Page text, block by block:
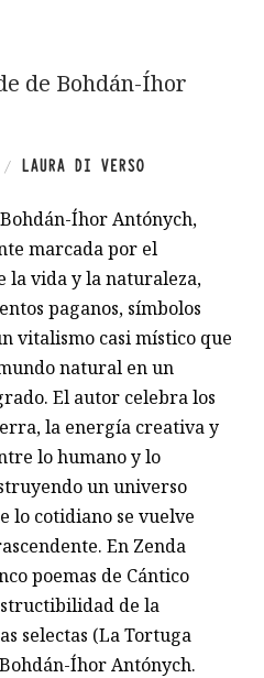
de Bohdán-Íhor
/ LAURA DI VERSO
Íhor Antónych,
marcada por el
la vida y la naturaleza,
paganos, símbolos
vitalismo casi místico que
natural en un
El autor celebra los
la energía creativa y
lo humano y lo
un universo
lo cotidiano se vuelve
En Zenda
poemas de Cántico
de la
selectas (La Tortuga
Íhor Antónych.